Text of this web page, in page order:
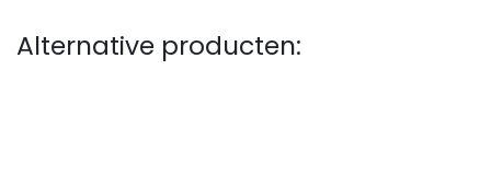
Alternative producten: